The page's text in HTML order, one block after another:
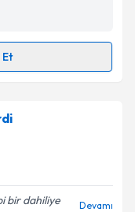
ilişkinAydınlatma
randevu takvimi
almanız
ile
bir dahiliye
Devamı